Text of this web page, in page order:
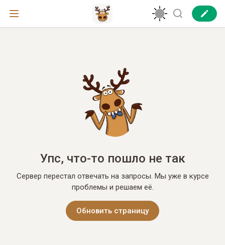
Упс, что-то пошло не так
Сервер перестал отвечать на запросы. Мы уже в курсе
проблемы и решаем её.
Обновить страницу